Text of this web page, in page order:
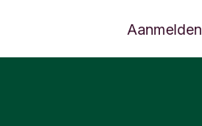
Aanmelden